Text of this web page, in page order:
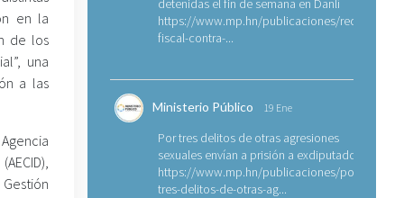
en la
de los
una
a las
detenidas el fin de semana en Danlí
https://www.mp.hn/publicaciones/
fiscal-contra-...
Ministerio Público 19 Ene
Por tres delitos de otras agresiones
sexuales envían a prisión a exdiputado
https://www.mp.hn/publicaciones/por-
tres-delitos-de-otras-ag...